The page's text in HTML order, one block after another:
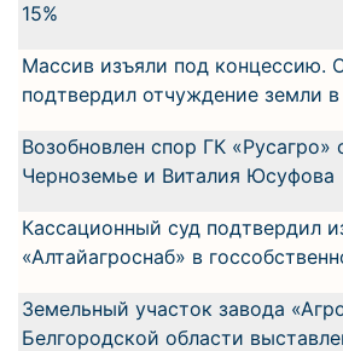
15%
Массив изъяли под концессию.
подтвердил отчуждение земли
Возобновлен спор ГК «Русагро»
Черноземье и Виталия Юсуфова
Кассационный суд подтвердил
«Алтайагроснаб» в
Земельный участок завода
Белгородской области